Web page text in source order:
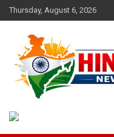
Skip
to
Thursday, August 6, 2026
Hindustan